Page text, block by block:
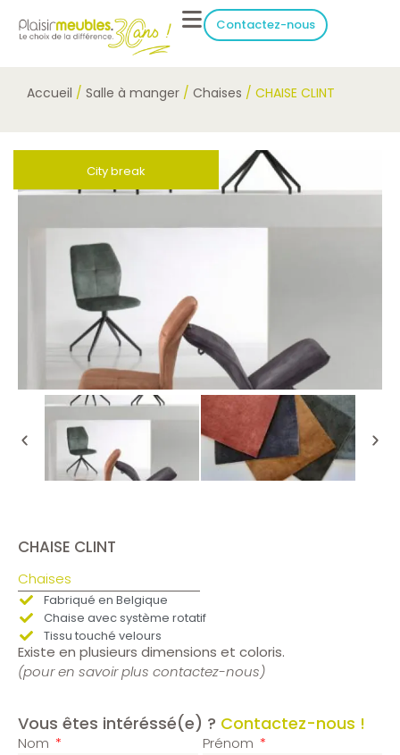
Contactez-nous
Accueil / Salle à manger / Chaises / CHAISE CLINT
City break
CHAISE CLINT
Chaises
Fabriqué en Belgique
Chaise avec système rotatif
Tissu touché velours
Existe en plusieurs dimensions et coloris.
(pour en savoir plus contactez-nous)
Vous êtes intéréssé(e) ? Contactez-nous !
Nom Prénom